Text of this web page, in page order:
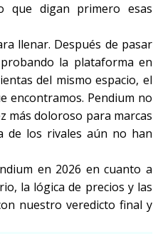
que digan primero esas
llenar. Después de pasar
la plataforma en
del mismo espacio, el
encontramos. Pendium no
más doloroso para marcas
de los rivales aún no han
en 2026 en cuanto a
la lógica de precios y las
nuestro veredicto final y